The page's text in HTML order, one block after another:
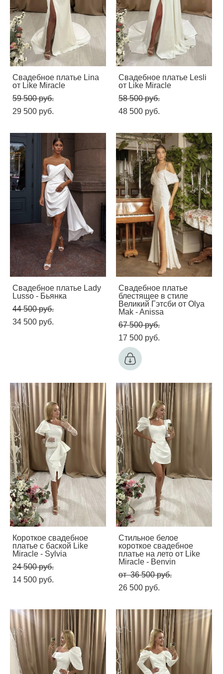
Свадебное платье Lina
от Like Miracle
59 500 pуб.
29 500 pуб.
Свадебное платье Lesli
от Like Miracle
58 500 pуб.
48 500 pуб.
Свадебное платье Lady
Lusso - Бьянка
44 500 pуб.
34 500 pуб.
Свадебное платье
блестящее в стиле
Великий Гэтсби от Olya
Mak - Anissa
67 500 pуб.
17 500 pуб.
Короткое свадебное
платье с баской Like
Miracle - Sylvia
24 500 pуб.
14 500 pуб.
Стильное белое
короткое свадебное
платье на лето от Like
Miracle - Benvin
от 36 500 pуб.
26 500 pуб.